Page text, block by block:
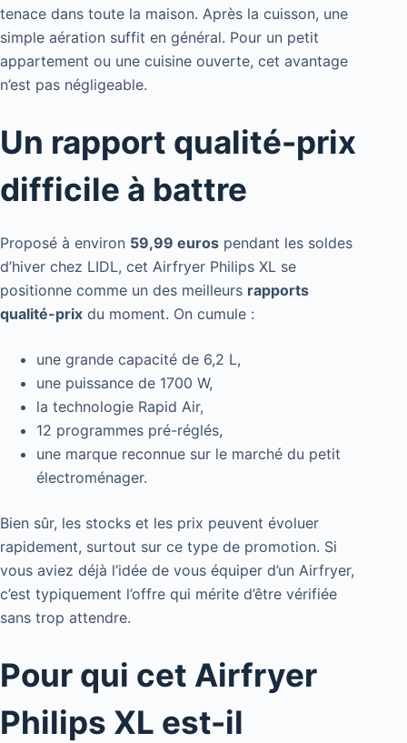
tenace dans toute la maison. Après la cuisson, une
simple aération suffit en général. Pour un petit
appartement ou une cuisine ouverte, cet avantage
n’est pas négligeable.
Un rapport qualité-prix
difficile à battre
Proposé à environ 59,99 euros pendant les soldes
d’hiver chez LIDL, cet Airfryer Philips XL se
positionne comme un des meilleurs rapports
qualité-prix du moment. On cumule :
une grande capacité de 6,2 L,
une puissance de 1700 W,
la technologie Rapid Air,
12 programmes pré-réglés,
une marque reconnue sur le marché du petit
électroménager.
Bien sûr, les stocks et les prix peuvent évoluer
rapidement, surtout sur ce type de promotion. Si
vous aviez déjà l’idée de vous équiper d’un Airfryer,
c’est typiquement l’offre qui mérite d’être vérifiée
sans trop attendre.
Pour qui cet Airfryer
Philips XL est-il